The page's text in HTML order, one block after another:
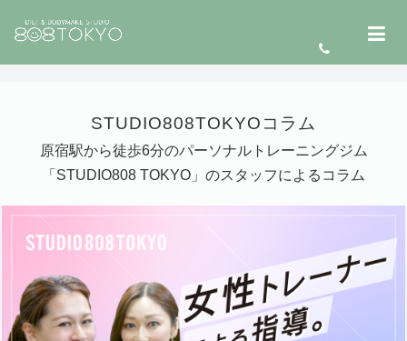
STUDIO808TOKYOコラム
原宿駅から徒歩6分のパーソナルトレーニングジム
「STUDIO808 TOKYO」のスタッフによるコラム